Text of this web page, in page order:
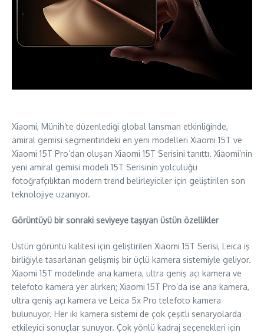
Xiaomi, Münih’te düzenlediği global lansman etkinliğinde,
amiral gemisi segmentindeki en yeni modelleri Xiaomi 15T ve
Xiaomi 15T Pro’dan oluşan Xiaomi 15T Serisini tanıttı. Xiaomi’nin
yeni amiral gemisi modeli 15T Serisinin yolculuğu
fotoğrafçılıktan modern trend belirleyiciler için geliştirilen son
teknolojiye uzanıyor.
Görüntüyü bir sonraki seviyeye taşıyan üstün özellikler
Üstün görüntü kalitesi için geliştirilen Xiaomi 15T Serisi, Leica iş
birliğiyle tasarlanan gelişmiş bir üçlü kamera sistemiyle geliyor.
Xiaomi 15T modelinde ana kamera, ultra geniş açı kamera ve
telefoto kamera yer alırken; Xiaomi 15T Pro’da ise ana kamera,
ultra geniş açı kamera ve Leica 5x Pro telefoto kamera
bulunuyor. Her iki kamera sistemi de çok çeşitli senaryolarda
etkileyici sonuçlar sunuyor. Çok yönlü kadraj seçenekleri için